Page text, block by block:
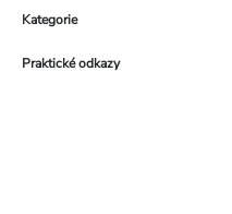
Kategorie
Praktické odkazy